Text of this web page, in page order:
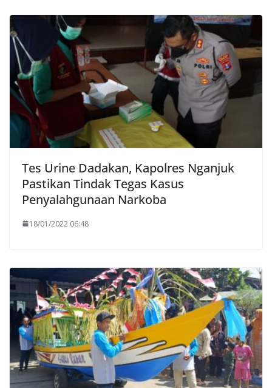
Tes Urine Dadakan, Kapolres Nganjuk
Pastikan Tindak Tegas Kasus
Penyalahgunaan Narkoba
18/01/2022 06:48